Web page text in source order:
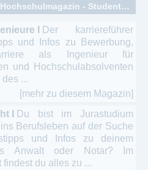
Zeitschriften zum Thema: Hochschulmagazin - Studentenmagazin - Unizeitungen
I
Der karriereführer
und Infos zu Bewerbung,
als Ingenieur für
und Hochschulabsolventen
...
[mehr zu diesem Magazin]
I
Du bist im Jurastudium
Berufsleben auf der Suche
und Infos zu deinem
Anwalt oder Notar? Im
findest du alles zu ...